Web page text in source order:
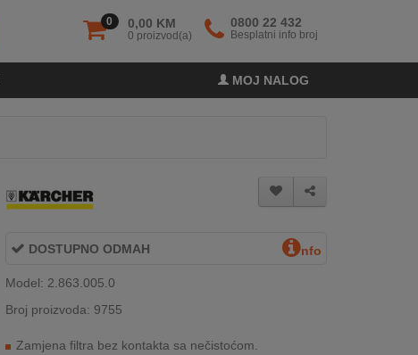
0 0,00 KM
0 proizvod(a)
0800 22 432
Besplatni info broj
MOJ NALOG
DOSTUPNO ODMAH nfo
Model: 2.863.005.0
Broj proizvoda: 9755
Zamjena filtra bez kontakta sa nečistoćom.